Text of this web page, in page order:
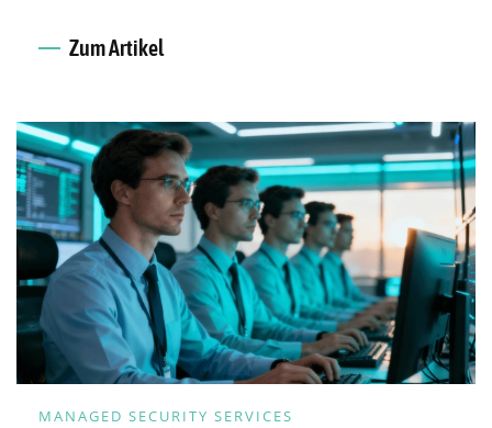
Zum Artikel
MANAGED SECURITY SERVICES